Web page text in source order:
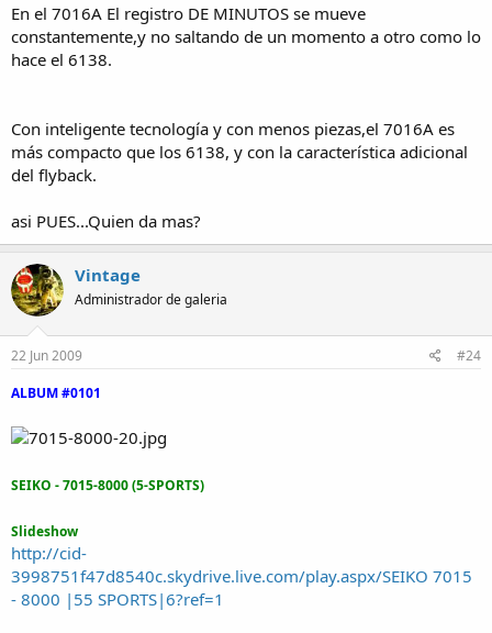
En el 7016A El registro DE MINUTOS se mueve
constantemente,y no saltando de un momento a otro como lo
hace el 6138.
Con inteligente tecnología y con menos piezas,el 7016A es
más compacto que los 6138, y con la característica adicional
del flyback.
asi PUES...Quien da mas?
Vintage
Administrador de galeria
22 Jun 2009
#24
ALBUM #0101
SEIKO - 7015-8000 (5-SPORTS)
Slideshow
http://cid-
3998751f47d8540c.skydrive.live.com/play.aspx/SEIKO 7015
- 8000 |55 SPORTS|6?ref=1